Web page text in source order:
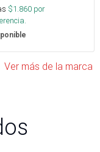
$1.860 por
Ver más de la marca